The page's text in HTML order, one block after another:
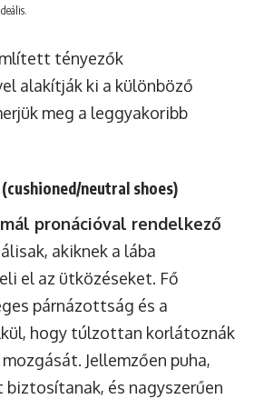
tényezők
alakítják ki a különböző
meg a leggyakoribb
neutral shoes)
pronációval rendelkező
akiknek a lába
el az ütközéseket. Fő
párnázottság és a
hogy túlzottan korlátoznák
Jellemzően puha,
biztosítanak, és nagyszerűen